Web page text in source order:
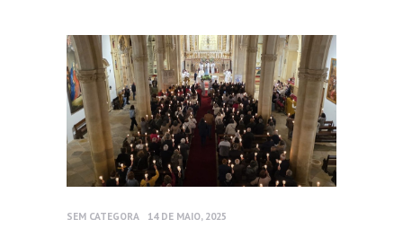
SEM CATEGORA 14 DE MAIO, 2025